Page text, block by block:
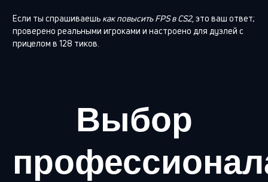
Если ты спрашиваешь как повысить FPS в CS2, это ваш ответ;
проверено реальными игроками и настроено для дуэлей с
прицелом в 128 тиков.
Выбор